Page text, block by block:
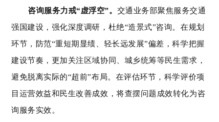
咨询服务力戒“虚浮空”。 交通业务部聚焦服务交通
强国建设，强化深度调研，杜绝“造景式”咨询。在规划
环节，防范“重短期显绩、轻长远发展”偏差，科学把握
建设节奏，更加关注区域协同、城乡统筹等民生需求，
避免脱离实际的“超前”布局。在评估环节，科学评价项
目运营效益和民生改善成效，将查摆问题成效转化为咨
询服务实效。